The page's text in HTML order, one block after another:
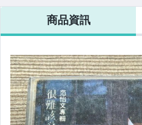
商品資訊